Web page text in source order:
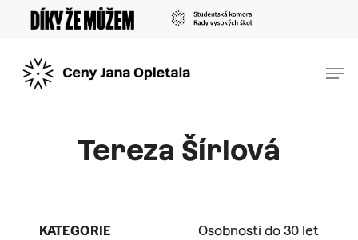
content
Tereza Šírlová
KATEGORIE Osobnosti do 30 let